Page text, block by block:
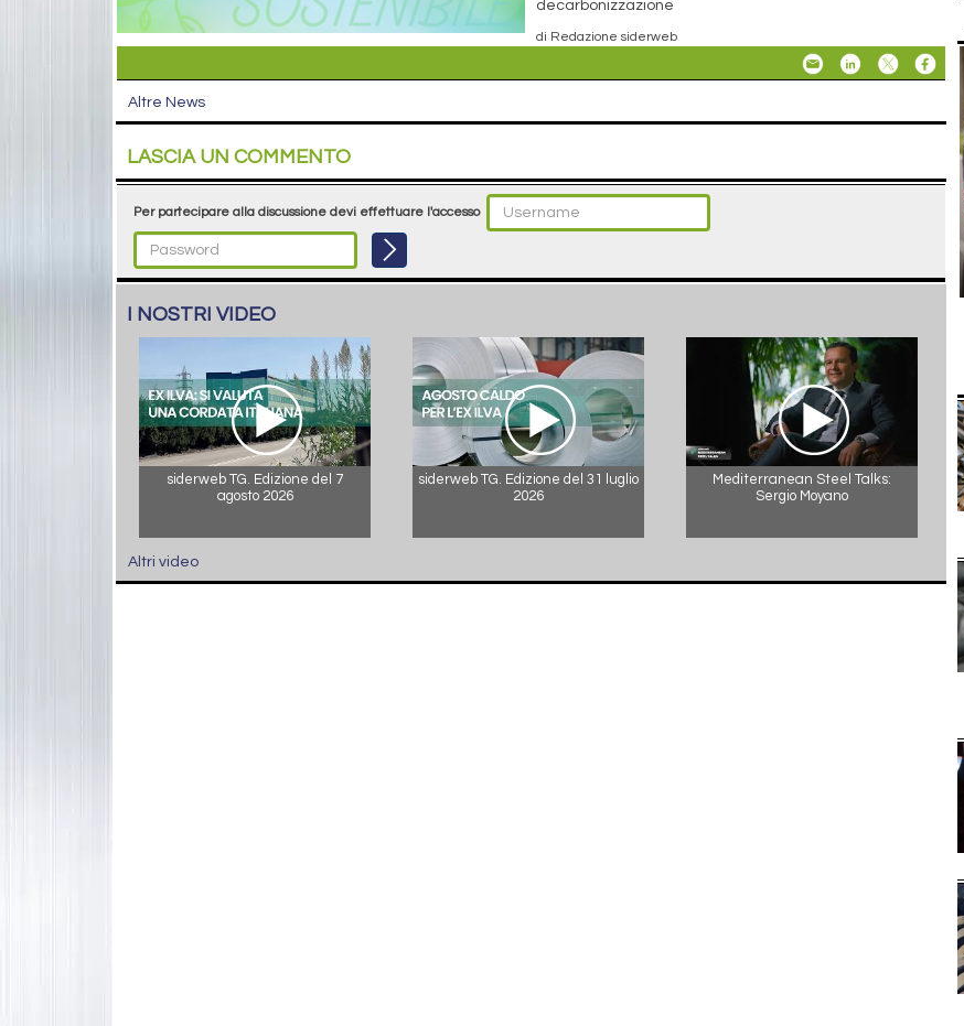
decarbonizzazione
di Redazione siderweb
Altre News
LASCIA UN COMMENTO
Per partecipare alla discussione devi effettuare l'accesso
I NOSTRI VIDEO
siderweb TG. Edizione del 7
agosto 2026
siderweb TG. Edizione del 31 luglio
2026
Mediterranean Steel Talks:
Sergio Moyano
Altri video